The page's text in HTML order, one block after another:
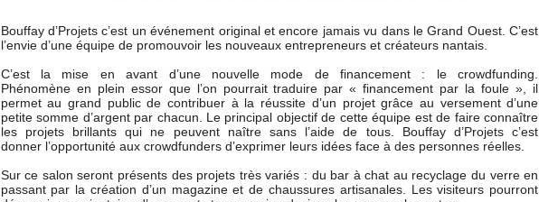
Bouffay d’Projets c’est un événement original et encore jamais vu dans le Grand Ouest. C’est
l’envie d’une équipe de promouvoir les nouveaux entrepreneurs et créateurs nantais.
C’est la mise en avant d’une nouvelle mode de financement : le crowdfunding.
Phénomène en plein essor que l’on pourrait traduire par « financement par la foule », il
permet au grand public de contribuer à la réussite d’un projet grâce au versement d’une
petite somme d’argent par chacun. Le principal objectif de cette équipe est de faire connaître
les projets brillants qui ne peuvent naître sans l’aide de tous. Bouffay d’Projets c’est
donner l’opportunité aux crowdfunders d’exprimer leurs idées face à des personnes réelles.
Sur ce salon seront présents des projets très variés : du bar à chat au recyclage du verre en
passant par la création d’un magazine et de chaussures artisanales. Les visiteurs pourront